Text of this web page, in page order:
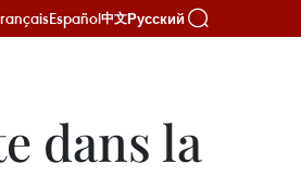
Español中文Русский
dans la